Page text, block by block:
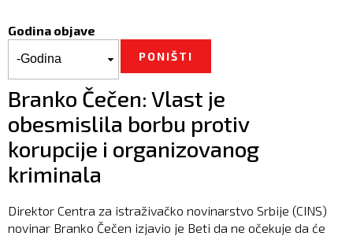
Godina objave
Branko Čečen: Vlast je
obesmislila borbu protiv
korupcije i organizovanog
kriminala
Direktor Centra za istraživačko novinarstvo Srbije (CINS)
novinar Branko Čečen izjavio je Beti da ne očekuje da će